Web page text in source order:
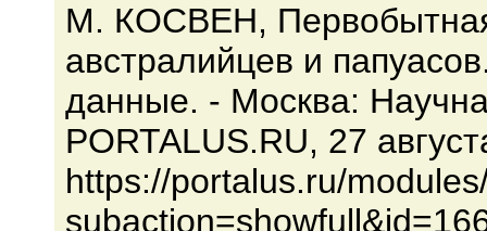
М. КОСВЕН,
австралийцев и
данные. - Москва:
PORTALUS.RU, 27
https://portalus.ru/